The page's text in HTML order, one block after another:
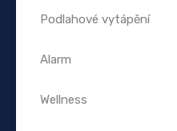
Podlahové vytápění
Alarm
Wellness